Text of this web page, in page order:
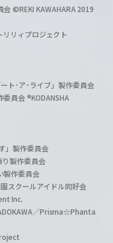
©REKI KAWAHARA 2019
リィプロジェクト
ト･ア･ライブ」製作委員会
員会 ®KODANSHA
」製作委員会
製作委員会
製作委員会
スクールアイドル同好会
Inc.
／Prisma☆Phanta